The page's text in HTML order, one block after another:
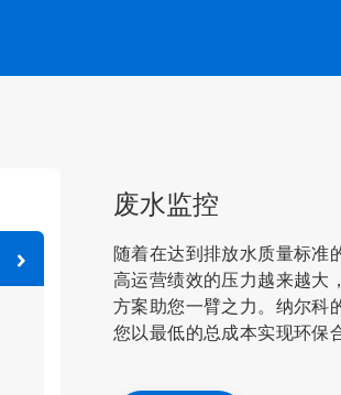
废水监控
随着在达到排放水质量标准
高运营绩效的压力越来越大
方案助您一臂之力。纳尔科
您以最低的总成本实现环保